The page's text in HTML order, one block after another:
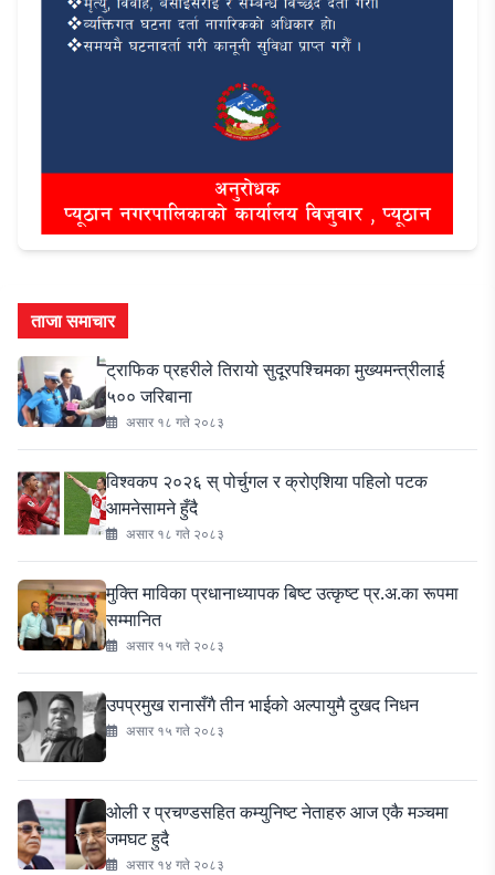
ताजा समाचार
ट्राफिक प्रहरीले तिरायो सुदूरपश्चिमका मुख्यमन्त्रीलाई
५०० जरिबाना
असार १८ गते २०८३
विश्वकप २०२६ स् पोर्चुगल र क्रोएशिया पहिलो पटक
आमनेसामने हुँदै
असार १८ गते २०८३
मुक्ति माविका प्रधानाध्यापक बिष्ट उत्कृष्ट प्र.अ.का रूपमा
सम्मानित
असार १५ गते २०८३
उपप्रमुख रानासँगै तीन भाईको अल्पायुमै दुखद निधन
असार १५ गते २०८३
ओली र प्रचण्डसहित कम्युनिष्ट नेताहरु आज एकै मञ्चमा
जमघट हुदै
असार १४ गते २०८३